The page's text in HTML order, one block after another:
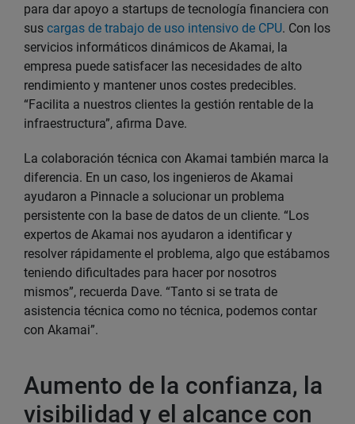
para dar apoyo a startups de tecnología financiera con
sus cargas de trabajo de uso intensivo de CPU. Con los
servicios informáticos dinámicos de Akamai, la
empresa puede satisfacer las necesidades de alto
rendimiento y mantener unos costes predecibles.
“Facilita a nuestros clientes la gestión rentable de la
infraestructura”, afirma Dave.
La colaboración técnica con Akamai también marca la
diferencia. En un caso, los ingenieros de Akamai
ayudaron a Pinnacle a solucionar un problema
persistente con la base de datos de un cliente. “Los
expertos de Akamai nos ayudaron a identificar y
resolver rápidamente el problema, algo que estábamos
teniendo dificultades para hacer por nosotros
mismos”, recuerda Dave. “Tanto si se trata de
asistencia técnica como no técnica, podemos contar
con Akamai”.
Aumento de la confianza, la
visibilidad y el alcance con